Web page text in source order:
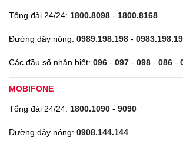
Tổng đài 24/24: 1800.8098 - 1800.8168
Đường dây nóng: 0989.198.198 -
Các đầu số nhận biết: 096 - 097 - 098 - 086 -
MOBIFONE
Tổng đài 24/24: 1800.1090 - 9090
Đường dây nóng: 0908.144.144